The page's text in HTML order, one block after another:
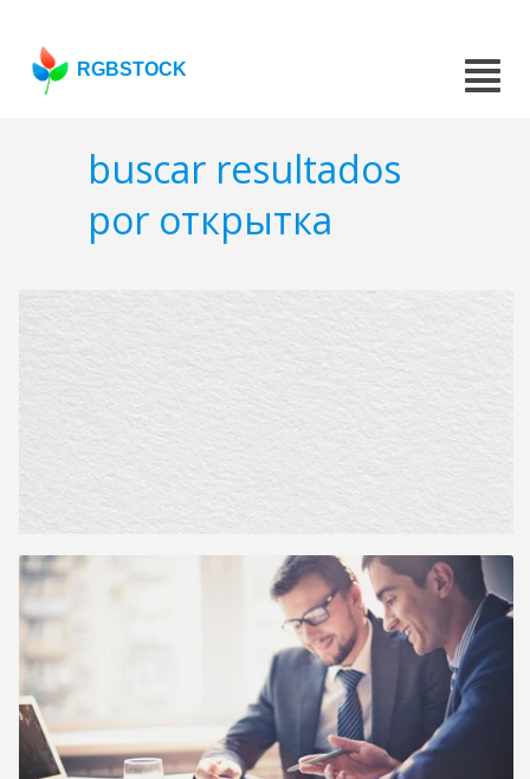
RGBSTOCK
buscar resultados
por открытка